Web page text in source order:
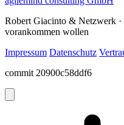
Robert Giacinto & Netzwerk
vorankommen wollen
Impressum Datenschutz
commit 20900c58ddf6